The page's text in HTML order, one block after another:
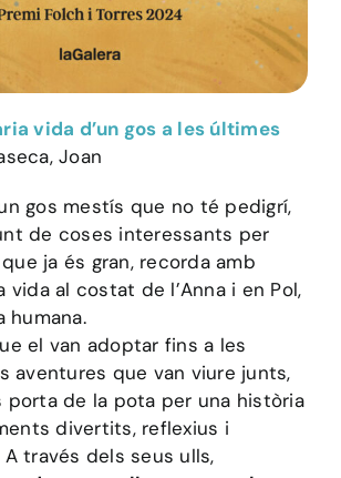
vida d’un gos a les últimes
Joan
gos mestís que no té pedigrí,
de coses interessants per
ja és gran, recorda amb
vida al costat de l’Anna i en Pol,
humana.
el van adoptar fins a les
aventures que van viure junts,
porta de la pota per una història
divertits, reflexius i
través dels seus ulls,